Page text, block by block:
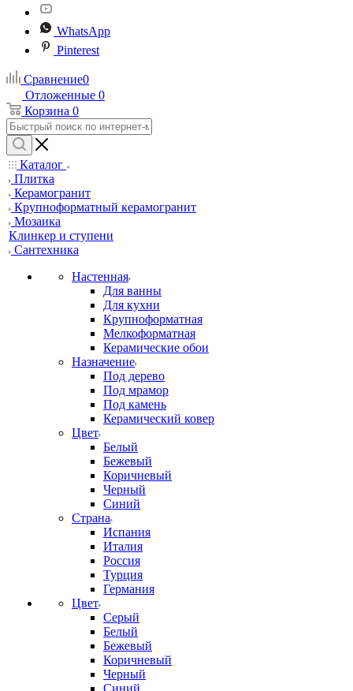
WhatsApp
Pinterest
Сравнение0
Отложенные 0
Корзина 0
Каталог
Плитка
Керамогранит
Крупноформатный керамогранит
Мозаика
Клинкер и ступени
Сантехника
Настенная
Для ванны
Для кухни
Крупноформатная
Мелкоформатная
Керамические обои
Назначение
Под дерево
Под мрамор
Под камень
Керамический ковер
Цвет
Белый
Бежевый
Коричневый
Черный
Синий
Страна
Испания
Италия
Россия
Турция
Германия
Цвет
Серый
Белый
Бежевый
Коричневый
Черный